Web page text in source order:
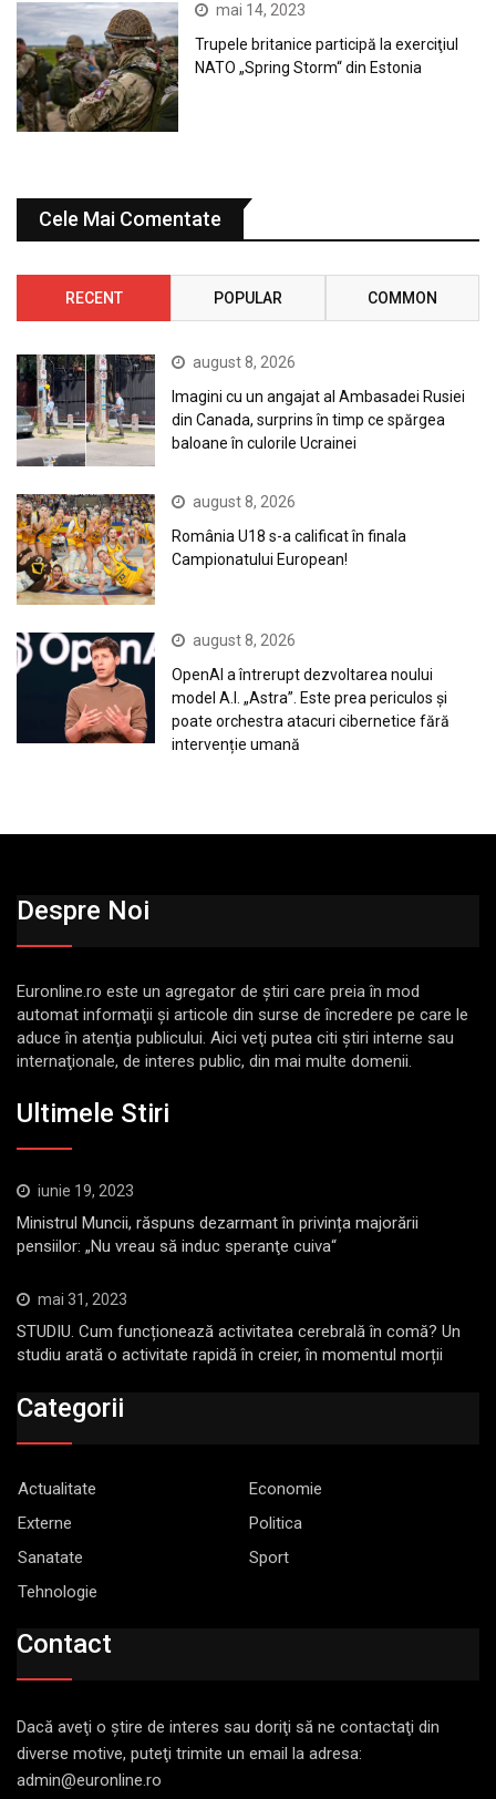
mai 14, 2023
Trupele britanice participă la exerciţiul
NATO „Spring Storm“ din Estonia
Cele Mai Comentate
RECENT POPULAR COMMON
august 8, 2026
Imagini cu un angajat al Ambasadei Rusiei
din Canada, surprins în timp ce spărgea
baloane în culorile Ucrainei
august 8, 2026
România U18 s-a calificat în finala
Campionatului European!
august 8, 2026
OpenAI a întrerupt dezvoltarea noului
model A.I. „Astra”. Este prea periculos și
poate orchestra atacuri cibernetice fără
intervenție umană
Despre Noi
Euronline.ro este un agregator de ştiri care preia în mod
automat informaţii şi articole din surse de încredere pe care le
aduce în atenţia publicului. Aici veţi putea citi ştiri interne sau
internaţionale, de interes public, din mai multe domenii.
Ultimele Stiri
iunie 19, 2023
Ministrul Muncii, răspuns dezarmant în privința majorării
pensiilor: „Nu vreau să induc speranţe cuiva“
mai 31, 2023
STUDIU. Cum funcționează activitatea cerebrală în comă? Un
studiu arată o activitate rapidă în creier, în momentul morții
Categorii
Actualitate
Economie
Externe
Politica
Sanatate
Sport
Tehnologie
Contact
Dacă aveţi o ştire de interes sau doriţi să ne contactaţi din
diverse motive, puteţi trimite un email la adresa:
admin@euronline.ro